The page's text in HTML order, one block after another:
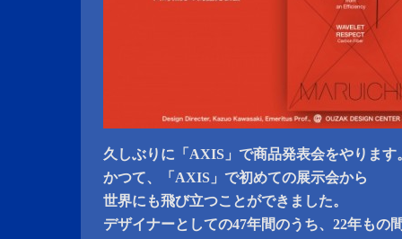
久しぶりに「AXIS」で商品発表会をやります
かつて、「AXIS」で初めての展示会から
世界にも飛び立つことができました。
デザイナーとしての47年間のうち、22年もの